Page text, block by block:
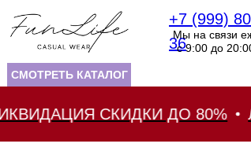
СМОТРЕТЬ КАТАЛОГ
+7 (999)
36
Мы на связи
с 9:00 до
СКИДКИ ДО 80%